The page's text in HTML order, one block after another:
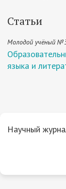
Статьи
Молодой учёный
языка и
Научный